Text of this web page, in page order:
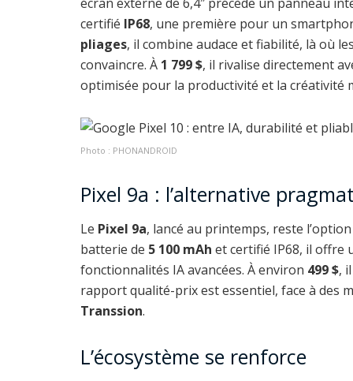
certifié IP68, une première pour un
pliages, il combine audace et fiabilité, là où
convaincre. À 1 799 $, il rivalise directement
optimisée pour la productivité et la créativité
Photo : PHONANDROID
Pixel 9a : l’alternative
Le Pixel 9a, lancé au printemps, reste
batterie de 5 100 mAh et certifié IP68, il offre
fonctionnalités IA avancées. À environ 499 $,
rapport qualité-prix est essentiel, face à des
Transsion.
L’écosystème se renforce